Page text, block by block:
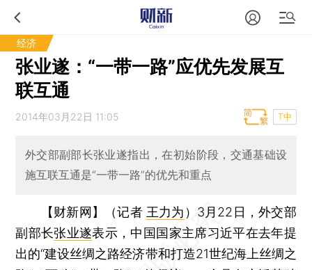
经济
张业遂：“一带一路”应优先发展互
联互通
2014年03月22日 11:05 T中
外交部副部长张业遂指出，在初始阶段，交通基础设
施互联互通是“一带一路”的优先和重点
【财新网】（记者 王力为 ） 3月22日，外交部
副部长张业遂表示，中国国家主席习近平在去年提
出的“建设丝绸之路经济带和打造21世纪海上丝绸之